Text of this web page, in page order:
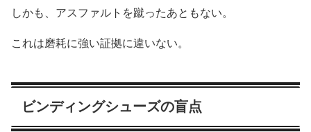
しかも、アスファルトを蹴ったあともない。
これは磨耗に強い証拠に違いない。
ビンディングシューズの盲点